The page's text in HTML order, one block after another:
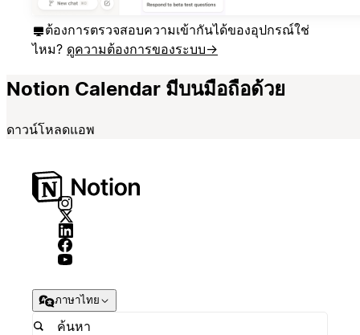
ต้องการตรวจสอบความเข้ากันได้ของอุปกรณ์ใช่
ไหม? ดูความต้องการของระบบ→
Notion Calendar มีบนมือถือด้วย
ดาวน์โหลดแอพ
ภาษาไทย